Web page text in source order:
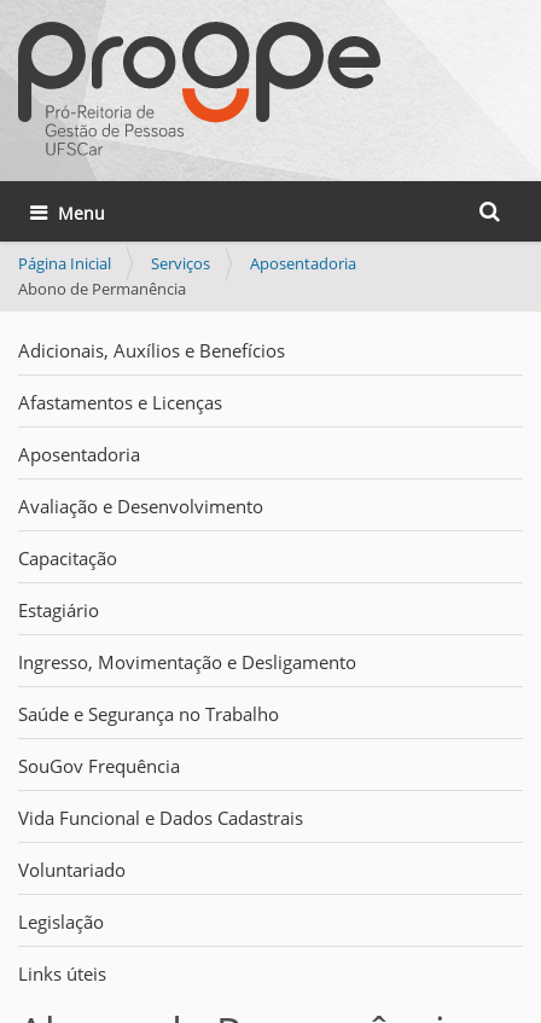
Busca
Busca
Toggle navigation
Página Inicial Serviços
Aposentadoria
Abono de Permanência
Adicionais, Auxílios e Benefícios
Afastamentos e Licenças
Aposentadoria
Avaliação e Desenvolvimento
Capacitação
Estagiário
Ingresso, Movimentação e Desligamento
Saúde e Segurança no Trabalho
SouGov Frequência
Vida Funcional e Dados Cadastrais
Voluntariado
Legislação
Links úteis